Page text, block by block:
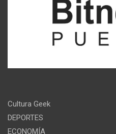
Cultura Geek
DEPORTES
ECONOMÍA